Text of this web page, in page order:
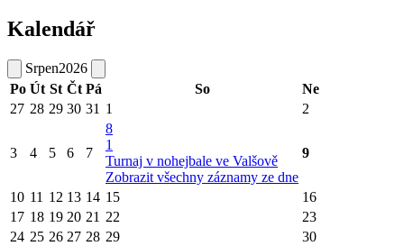
Kalendář
Srpen2026
Po Út St Čt Pá So
Ne
27 28 29 30 31 1 2
3 4 5 6 7
8
1
Turnaj v nohejbale ve Valšově
Zobrazit všechny záznamy ze dne
9
10 11 12 13 14 15
16
17 18 19 20 21 22
23
24 25 26 27 28 29
30